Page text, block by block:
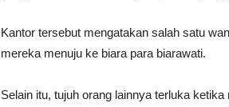
Kantor tersebut mengatakan salah satu
mereka menuju ke biara para biarawati.
Selain itu, tujuh orang lainnya terluka